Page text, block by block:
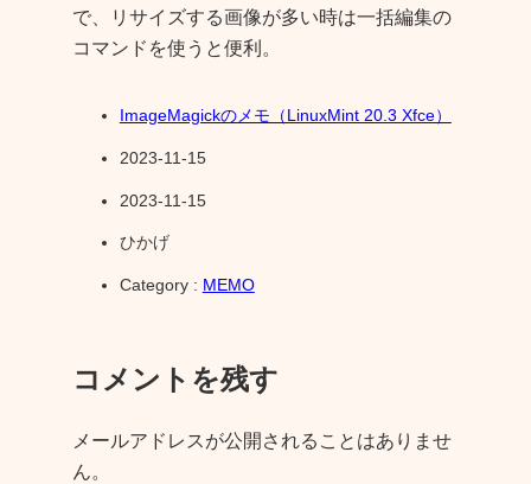
で、リサイズする画像が多い時は一括編集の
コマンドを使うと便利。
ImageMagickのメモ（LinuxMint 20.3 Xfce）
2023-11-15
2023-11-15
ひかげ
Category : MEMO
コメントを残す
メールアドレスが公開されることはありませ
ん。